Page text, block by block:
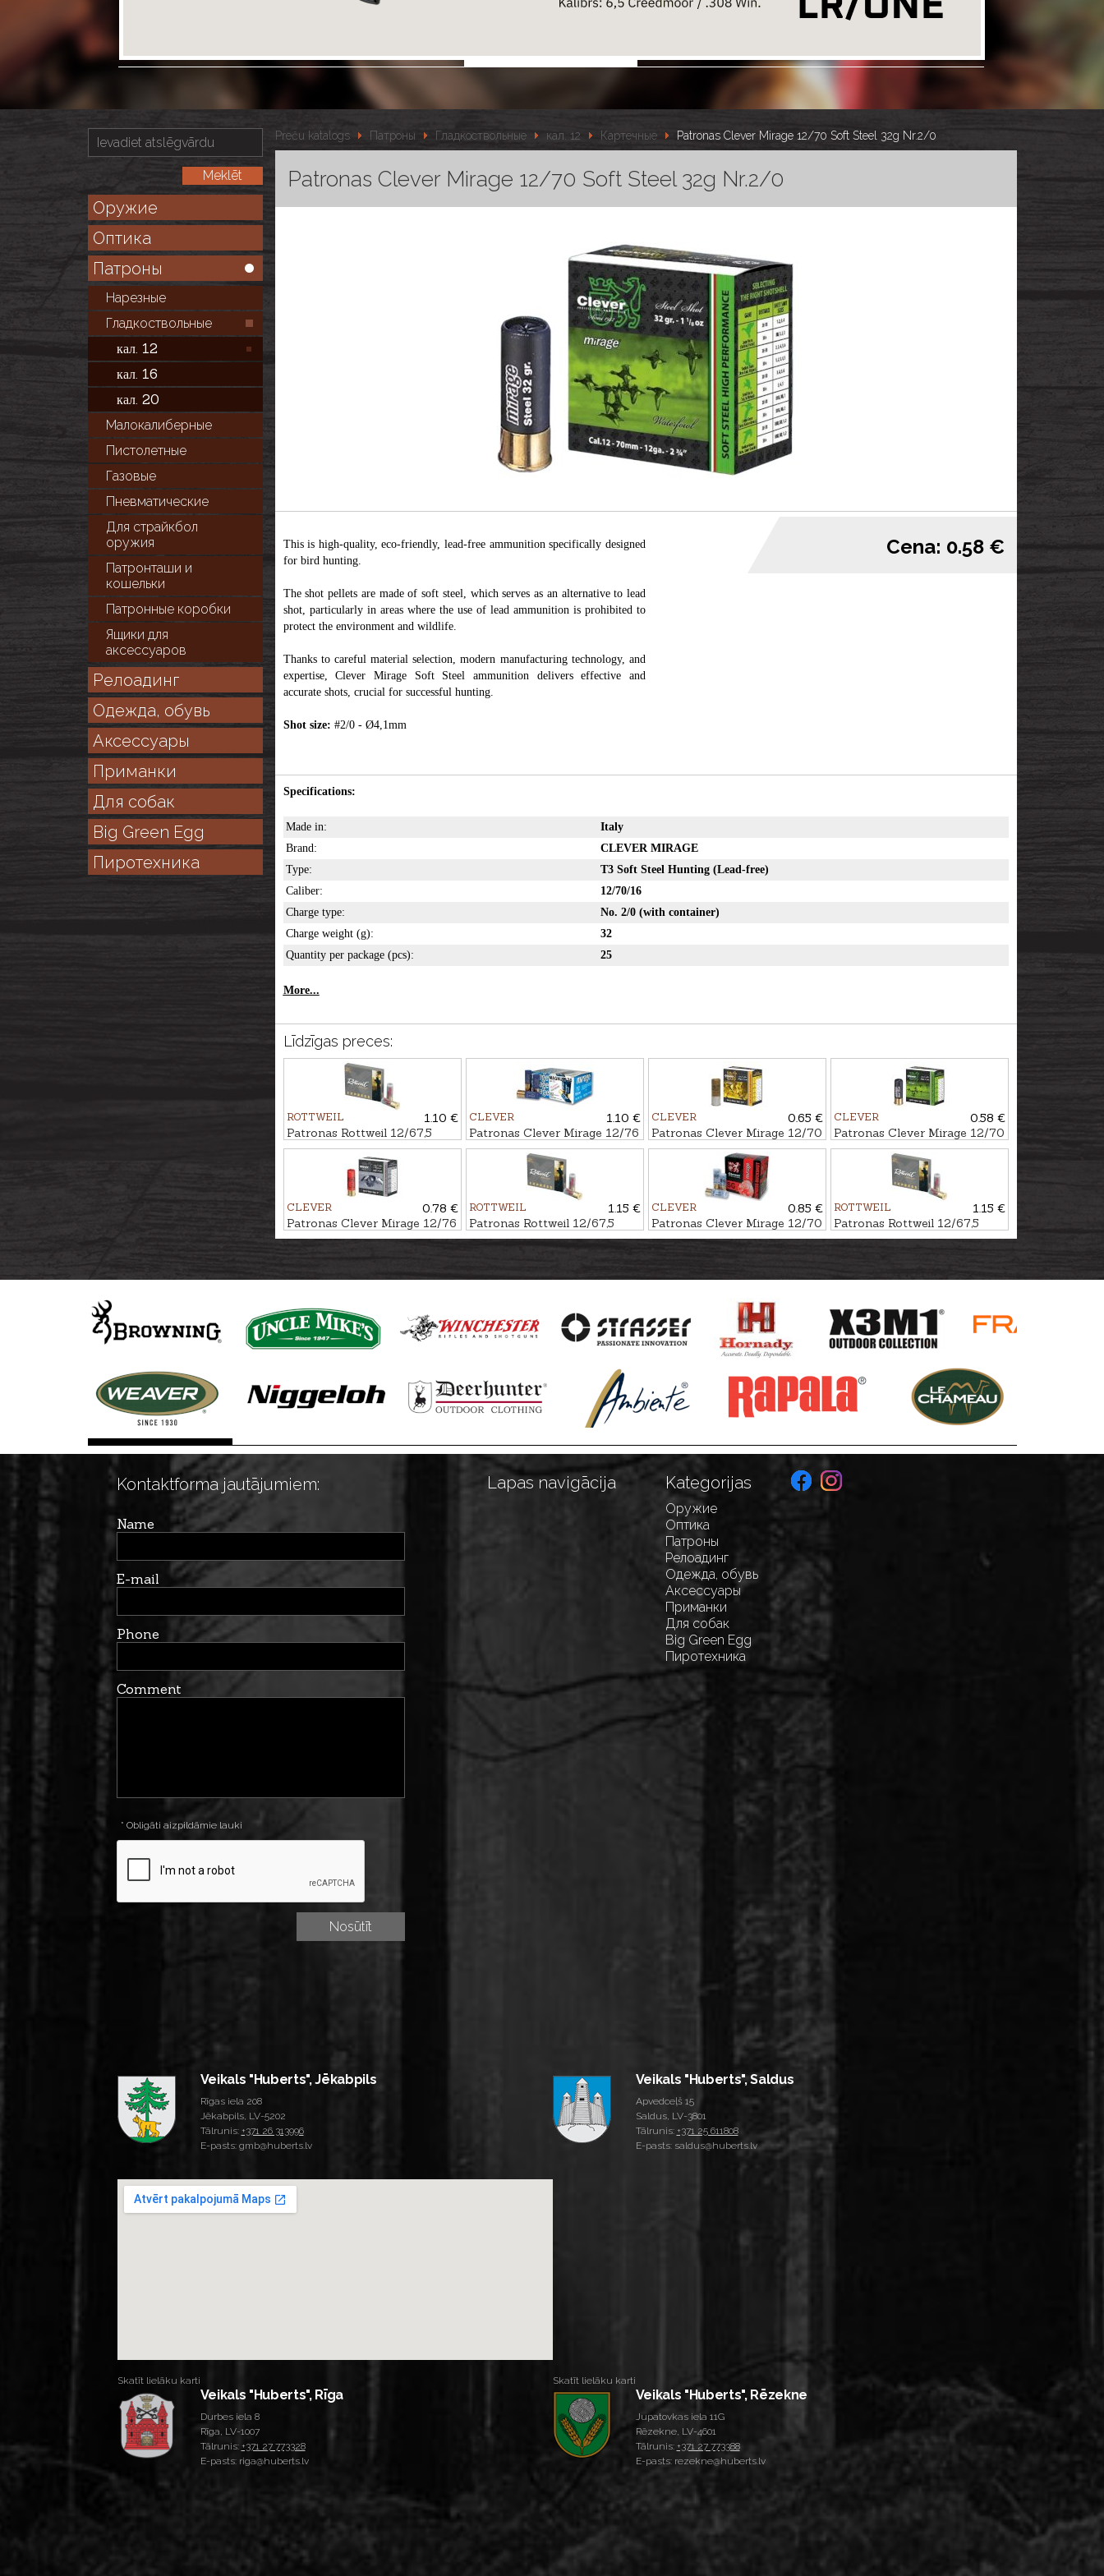
Оружие
Оптика
Патроны
Нарезные
Гладкоствольные
кал. 12
кал. 16
кал. 20
Малокалиберные
Пистолетные
Газовые
Пневматические
Для cтрайкбол
оружия
Патронташи и
кошельки
Патронные коробки
Ящики для
аксессуаров
Релоадинг
Одежда, обувь
Аксессуары
Приманки
Для собак
Big Green Egg
Пиротехника
Preču katalogs Патроны Гладкоствольные кал. 12 Картечные Patronas Clever Mirage 12/70 Soft Steel 32g Nr.2/0
Patronas Clever Mirage 12/70 Soft Steel 32g Nr.2/0
This is high-quality, eco-friendly, lead-free ammunition specifically designed
for bird hunting.
The shot pellets are made of soft steel, which serves as an alternative to lead
shot, particularly in areas where the use of lead ammunition is prohibited to
protect the environment and wildlife.
Thanks to careful material selection, modern manufacturing technology, and
expertise, Clever Mirage Soft Steel ammunition delivers effective and
accurate shots, crucial for successful hunting.
Shot size: #2/0 - Ø4,1mm
Cena: 0.58 €
Specifications:
Made in:
Italy
Brand:
CLEVER MIRAGE
Type:
T3 Soft Steel Hunting (Lead-free)
Caliber:
12/70/16
Charge type:
No. 2/0 (with container)
Charge weight (g):
32
Quantity per package (pcs):
25
More...
Līdzīgas preces:
ROTTWEIL
1.10 €
Patronas Rottweil 12/67,5
Express 38g #4.5mm
CLEVER
1.10 €
Patronas Clever Mirage 12/76
Buckshot T4 50g Nr.2/0-3/0-
CLEVER
0.65 €
Patronas Clever Mirage 12/70
Soft Steel 35g Nr.2/0
CLEVER
0.58 €
Patronas Clever Mirage 12/70
Soft Steel 32g Nr.2/0
CLEVER
0.78 €
Patronas Clever Mirage 12/76
Soft Steel Magnum 36g BB
ROTTWEIL
1.15 €
Patronas Rottweil 12/67,5
Express 38g #6.2mm
CLEVER
0.85 €
Patronas Clever Mirage 12/70
Express Buckshot T4 34g
ROTTWEIL
1.15 €
Patronas Rottweil 12/67,5
Express 28.5g #7.4mm
Kontaktforma jautājumiem:
Name
E-mail
Phone
Comment
* Obligāti aizpildāmie lauki
Lapas navigācija Kategorijas
Оружие
Оптика
Патроны
Релоадинг
Одежда, обувь
Аксессуары
Приманки
Для собак
Big Green Egg
Пиротехника
Veikals "Huberts", Jēkabpils
Rīgas iela 208
Jēkabpils, LV-5202
Tālrunis: +371 26 313996
E-pasts: gmb@huberts.lv
Skatīt lielāku karti
Veikals "Huberts", Saldus
Apvedceļš 15
Saldus, LV-3801
Tālrunis: +371 25 611808
E-pasts: saldus@huberts.lv
Skatīt lielāku karti
Veikals "Huberts", Rīga
Durbes iela 8
Rīga, LV-1007
Tālrunis: +371 27 773328
E-pasts: riga@huberts.lv
Veikals "Huberts", Rēzekne
Jupatovkas iela 11G
Rēzekne, LV-4601
Tālrunis: +371 27 773388
E-pasts: rezekne@huberts.lv